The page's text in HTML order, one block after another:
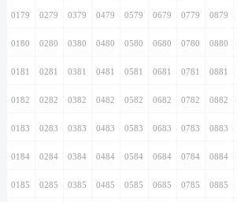
0179 0279 0379 0479 0579 0679 0779 0879
0180 0280 0380 0480 0580 0680 0780 0880
0181 0281 0381 0481 0581 0681 0781 0881
0182 0282 0382 0482 0582 0682 0782 0882
0183 0283 0383 0483 0583 0683 0783 0883
0184 0284 0384 0484 0584 0684 0784 0884
0185 0285 0385 0485 0585 0685 0785 0885